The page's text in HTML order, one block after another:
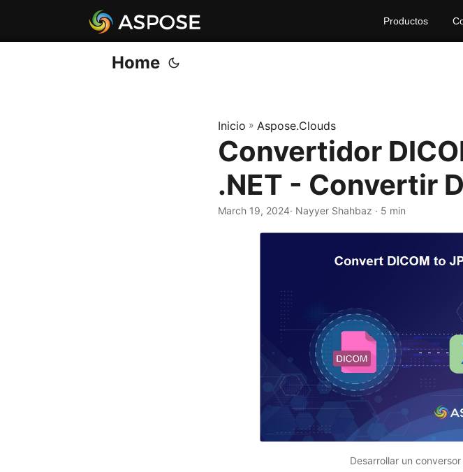
Productos
Home
Inicio » Aspose.Clouds
Convertidor
.NET - Convertir
March 19, 2024· Nayyer Shahbaz · 5 min
Desarrollar un